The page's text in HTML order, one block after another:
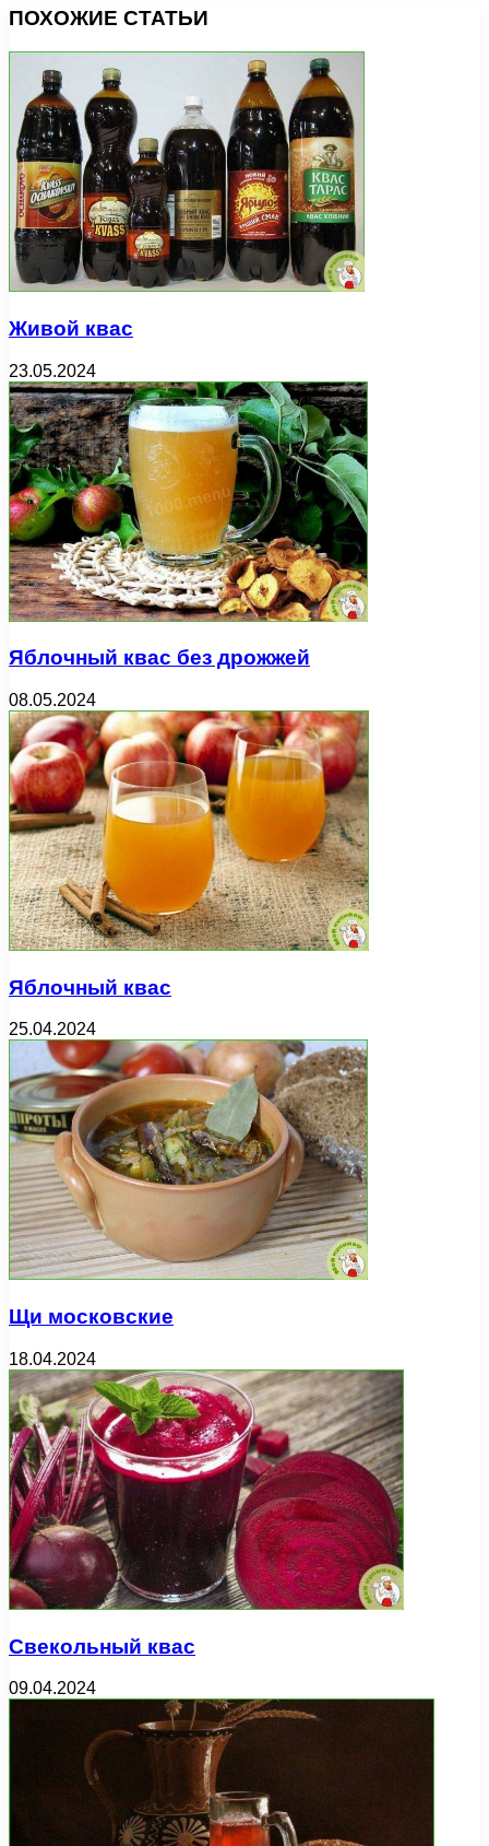
ПОХОЖИЕ СТАТЬИ
Живой квас
23.05.2024
Яблочный квас без дрожжей
08.05.2024
Яблочный квас
25.04.2024
Щи московские
18.04.2024
Свекольный квас
09.04.2024